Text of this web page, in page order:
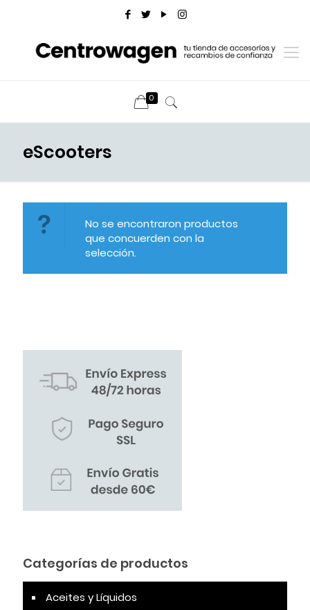
0
eScooters
No se encontraron productos
que concuerden con la
selección.
Categorías de productos
Aceites y Líquidos